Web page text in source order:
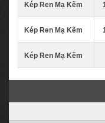
Kép Ren Mạ Kẽm
Kép Ren Mạ Kẽm
Kép Ren Mạ Kẽm